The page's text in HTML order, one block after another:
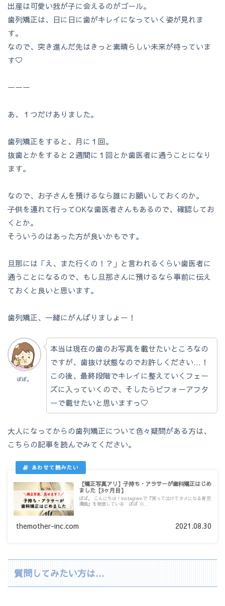
出産は可愛い我が子に会えるのがゴール。
歯列矯正は、日に日に歯がキレイになっていく姿が見れま
す。
なので、突き進んだ先はきっと素晴らしい未来が待っていま
す♡
ーーー
あ、１つだけありました。
歯列矯正をすると、月に１回。
抜歯とかをすると２週間に１回とか歯医者に通うことになり
ます。
なので、お子さんを預けるなら誰にお願いしておくのか。
子供を連れて行ってOKな歯医者さんもあるので、確認してお
くとか。
そういうのはあった方が良いかもです。
旦那には「え、また行くの！？」と言われるくらい歯医者に
通うことになるので、もし旦那さんに預けるなら事前に伝え
ておくと良いと思います。
歯列矯正、一緒にがんばりましょー！
ぽぽ。
本当は現在の歯のお写真を載せたいところなの
ですが、歯抜け状態なのでお許しください…！
この後、最終段階でキレイに整えていくフェー
ズに入っていくので、そしたらビフォーアフタ
ーで載せたいと思いますっ♡
大人になってからの歯列矯正について色々疑問がある方は、
こちらの記事を読んでみてください。
【矯正写真アリ】子持ち・アラサーが歯科矯正はじめ
ました【3ヶ月目】
ぽぽ。 こんにちは！Instagramで『笑って泣けてタメになる育児
漫画』を発信している ぽぽ（I...
themother-inc.com 2021.08.30
質問してみたい方は…